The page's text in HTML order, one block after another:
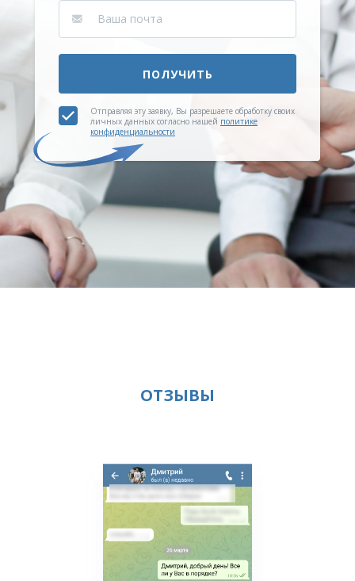
ПОЛУЧИТЬ
Отправляя эту заявку, Вы разрешаете обработку своих
личных данных согласно нашей политике
конфиденциальности
ОТЗЫВЫ